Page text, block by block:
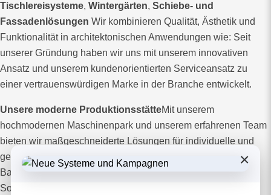
×
Tischlereisysteme, Wintergärten, Schiebe- und
Fassadenlösungen Wir kombinieren Qualität, Ästhetik und
Funktionalität in architektonischen Anwendungen wie: Seit
unserer Gründung haben wir uns mit unserem innovativen
Ansatz und unserem kundenorientierten Serviceansatz zu
einer vertrauenswürdigen Marke in der Branche entwickelt.
Unsere moderne ProduktionsstätteMit unserem
hochmodernen Maschinenpark und unserem erfahrenen Team
bieten wir maßgeschneiderte Lösungen für individuelle und
geschäftliche Projekte. Als Team, das die Dynamik der
Baubranche kennt, bearbeiten wir jedes Projekt mit größter
Sorgfalt und produzieren robuste und langlebige Systeme.